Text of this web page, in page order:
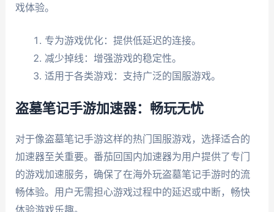
戏体验。
专为游戏优化：提供低延迟的连接。
减少掉线：增强游戏的稳定性。
适用于各类游戏：支持广泛的国服游戏。
盗墓笔记手游加速器：畅玩无忧
对于像盗墓笔记手游这样的热门国服游戏，选择适合的
加速器至关重要。番茄回国内加速器为用户提供了专门
的游戏加速服务，确保了在海外玩盗墓笔记手游时的流
畅体验。用户无需担心游戏过程中的延迟或中断，畅快